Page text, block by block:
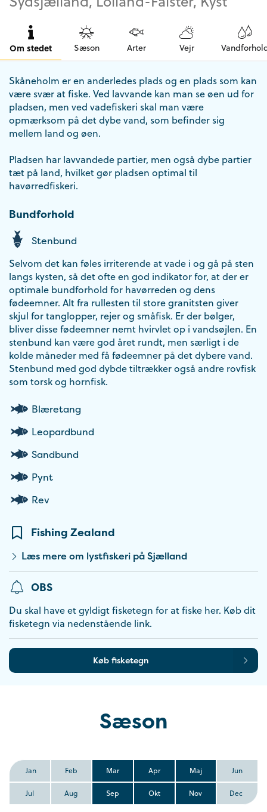
Om stedet Sæson Arter Vejr
Skåneholm er en anderledes plads og en plads som kan
være svær at fiske. Ved lavvande kan man se øen ud for
pladsen, men ved vadefiskeri skal man være
opmærksom på det dybe vand, som befinder sig
mellem land og øen.
Pladsen har lavvandede partier, men også dybe partier
tæt på land, hvilket gør pladsen optimal til
havørredfiskeri.
Bundforhold
Stenbund
Selvom det kan føles irriterende at vade i og gå på sten
langs kysten, så det ofte en god indikator for, at der er
optimale bundforhold for havørreden og dens
fødeemner. Alt fra rullesten til store granitsten giver
skjul for tanglopper, rejer og småfisk. Er der bølger,
bliver disse fødeemner nemt hvirvlet op i vandsøjlen. En
stenbund kan være god året rundt, men særligt i de
kolde måneder med få fødeemner på det dybere vand.
Stenbund med god dybde tiltrækker også andre rovfisk
som torsk og hornfisk.
Blæretang
Leopardbund
Sandbund
Pynt
Rev
Fishing Zealand
Læs mere om lystfiskeri på Sjælland
OBS
Du skal have et gyldigt fisketegn for at fiske her. Køb dit
fisketegn via nedenstående link.
Køb fisketegn
Sæson
Jan Feb Mar Apr Maj Jun
Jul Aug Sep Okt Nov Dec